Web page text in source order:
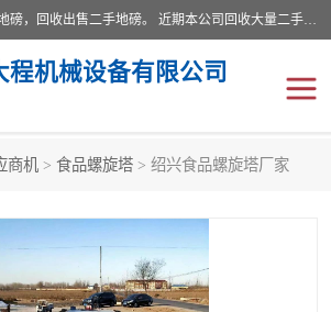
本公司常年出售回收二手地磅，回收出售二手地磅。 近期本公司回收大量二手地磅，型号齐全，宽度从2米到3.5米，长度5米到25米，承重吨位从10到200吨，成色7—9成新。 ? 使用年限6个月至2年，产品来源于个人闲置品，工矿企业停用品，因小换大而来。 精准度和新的一样， 二手地磅是内行人的选择，打个电话就省钱朋友您好等什么
程机械设备有限公司
商机 > 食品螺旋塔 > 绍兴食品螺旋塔厂家
废纸打包机
食品烘干机